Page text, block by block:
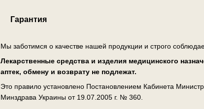
Гарантия
Мы заботимся о качестве нашей продукции и строго
Лекарственные средства и изделия медицинского
аптек, обмену и возврату не подлежат.
Это правило установлено Постановлением Кабинета
Минздрава Украины от 19.07.2005 г. № 360.